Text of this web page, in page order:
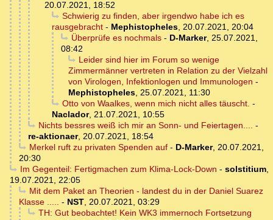
20.07.2021, 18:52
Schwierig zu finden, aber irgendwo habe ich es
rausgebracht - Mephistopheles, 20.07.2021, 20:04
Überprüfe es nochmals- D-Marker, 25.07.2021,
08:42
Leider sind hier im Forum so wenige
Zimmermänner vertreten in Relation zu der Vielzahl
von Virologen, Infektionlogen und Immunologen -
Mephistopheles, 25.07.2021, 11:30
Otto von Waalkes, wenn mich nicht alles täuscht. -
Naclador, 21.07.2021, 10:55
Nichts bessres weiß ich mir an Sonn- und Feiertagen.... -
re-aktionaer, 20.07.2021, 18:54
Merkel ruft zu privaten Spenden auf- D-Marker, 20.07.2021,
20:30
Im Gegenteil: Fertigmachen zum Klima-Lock-Down - solstitium,
19.07.2021, 22:05
Mit dem Paket an Theorien - landest du in der Daniel Suarez
Klasse ..... - NST, 20.07.2021, 03:29
TH: Gut beobachtet! Kein WK3 immernoch Fortsetzung